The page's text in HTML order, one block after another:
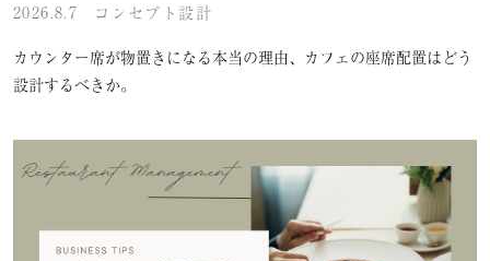
2026.8.7 コンセプト設計
カウンター席が物置きになる本当の理由、カフェの座席配置はどう
設計するべきか。